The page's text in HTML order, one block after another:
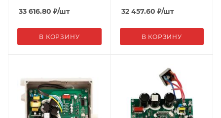
33 616.80 ₽/шт
В КОРЗИНУ
32 457.60 ₽/шт
В КОРЗИНУ